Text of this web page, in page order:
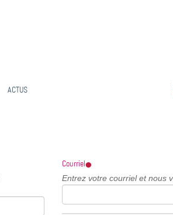
ACTUS
Courriel
Entrez votre courriel et nous